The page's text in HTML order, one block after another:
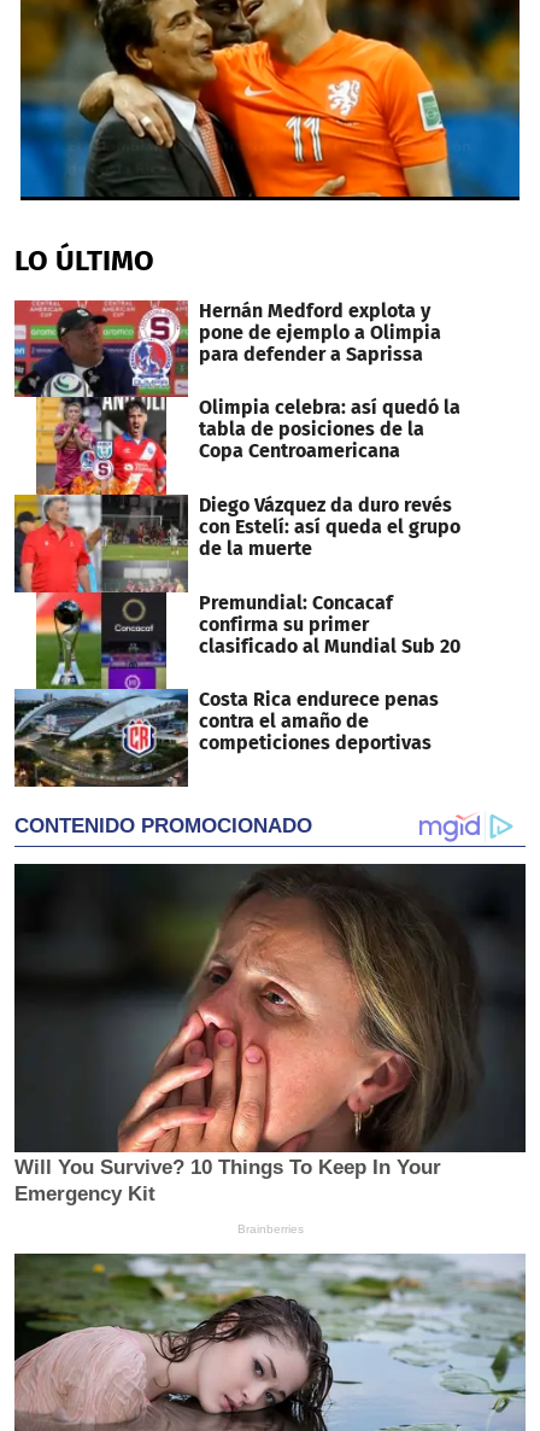
of
40
LO ÚLTIMO
Hernán Medford explota y
pone de ejemplo a Olimpia
para defender a Saprissa
Olimpia celebra: así quedó la
tabla de posiciones de la
Copa Centroamericana
Diego Vázquez da duro revés
con Estelí: así queda el grupo
de la muerte
Premundial: Concacaf
confirma su primer
clasificado al Mundial Sub 20
Costa Rica endurece penas
contra el amaño de
competiciones deportivas